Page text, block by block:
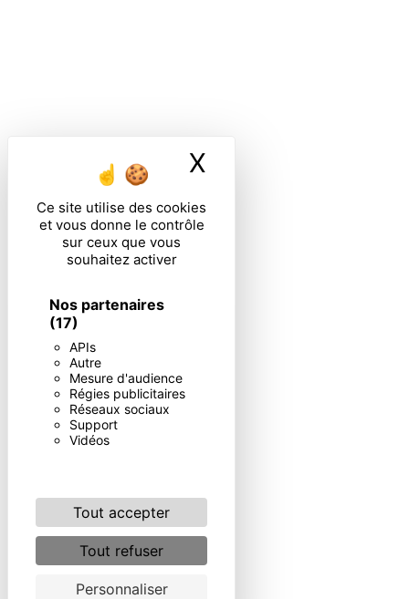
Ce site utilise des cookies
et vous donne le contrôle
sur ceux que vous
souhaitez activer
Nos partenaires
(17)
APIs
Autre
Mesure d'audience
Régies publicitaires
Réseaux sociaux
Support
Vidéos
Tout accepter
Tout refuser
Personnaliser
X